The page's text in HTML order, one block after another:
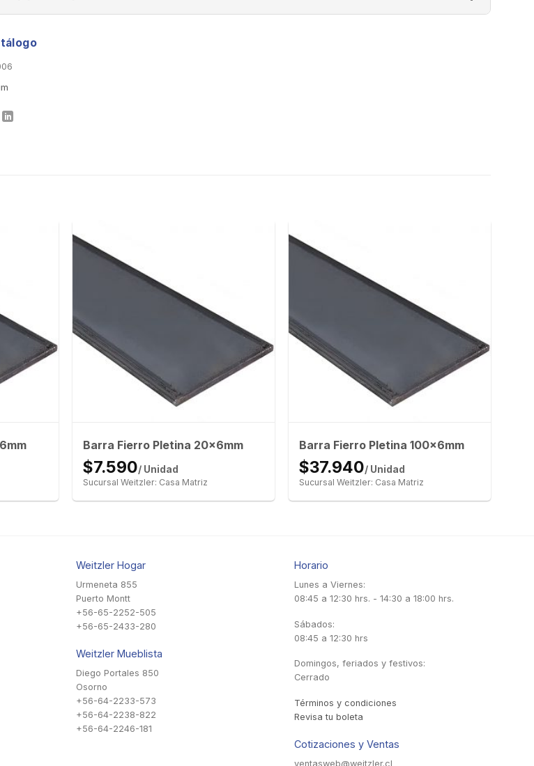
Barra Fierro Pletina 20x6mm
$7.590/ Unidad
Sucursal Weitzler: Casa Matriz
Barra Fierro Pletina 100x6mm
$37.940/ Unidad
Sucursal Weitzler: Casa Matriz
Weitzler Hogar
Urmeneta 855
Puerto Montt
+56-65-2252-505
+56-65-2433-280
Weitzler Mueblista
Diego Portales 850
Osorno
+56-64-2233-573
+56-64-2238-822
+56-64-2246-181
Horario
Lunes a Viernes:
08:45 a 12:30 hrs. - 14:30 a 18:00 hrs.
Sábados:
08:45 a 12:30 hrs
Domingos, feriados y festivos:
Cerrado
Términos y condiciones
Revisa tu boleta
Cotizaciones y Ventas
ventasweb@weitzler.cl